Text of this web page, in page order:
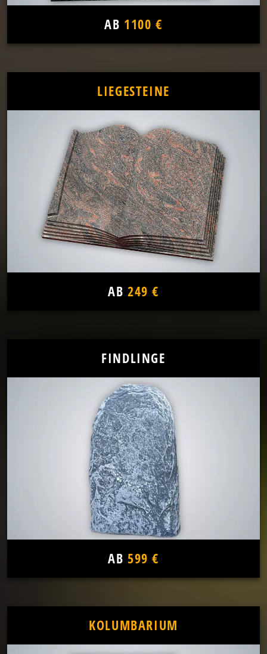
AB 1100 €
LIEGESTEINE
AB 249 €
FINDLINGE
AB 599 €
KOLUMBARIUM